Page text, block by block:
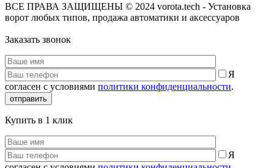
ВСЕ ПРАВА ЗАЩИЩЕНЫ © 2024 vorota.tech - Установка
ворот любых типов, продажа автоматики и аксессуаров
Заказать звонок
Я
согласен с условиями политики конфиденциальности.
отправить
Купить в 1 клик
Я